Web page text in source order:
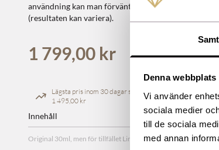
Denna
Vi använder
sociala medier
till de sociala
med annan
användning kan man förvänta sig en synlig
(resultaten kan variera).
1 799,00 kr
Lägsta pris inom 30 dagar sedan ändring
1 495,00 kr
Innehåll
Original 30ml, men för tillfället Limited Edition får ni 50ml till